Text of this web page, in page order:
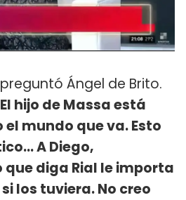
preguntó Ángel de Brito.
hijo de Massa está
mundo que va. Esto
A Diego,
diga Rial le importa
los tuviera. No creo